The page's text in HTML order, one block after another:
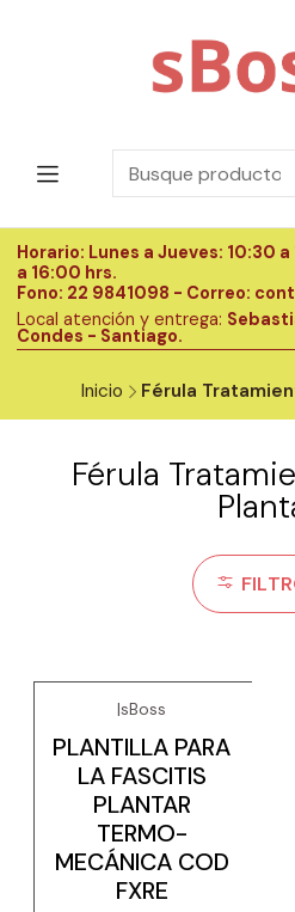
Horario: Lunes a Jueves: 10:30
a 16:00 hrs.
Fono: 22 9841098 - Correo:
Local atención y entrega:
Condes - Santiago.
Inicio Férula
Férula
|sBoss
PLANTILLA PARA
LA FASCITIS
PLANTAR
TERMO-
MECÁNICA COD
FXRE